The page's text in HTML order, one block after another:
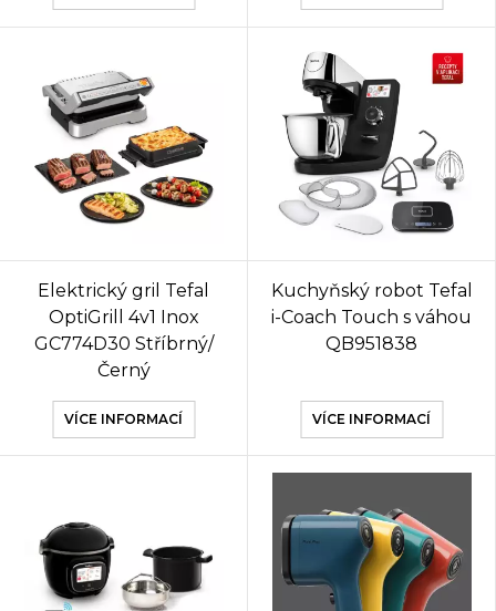
Elektrický gril Tefal
OptiGrill 4v1 Inox
GC774D30 Stříbrný/
Černý
VÍCE INFORMACÍ
Kuchyňský robot Tefal
i-Coach Touch s váhou
QB951838
VÍCE INFORMACÍ